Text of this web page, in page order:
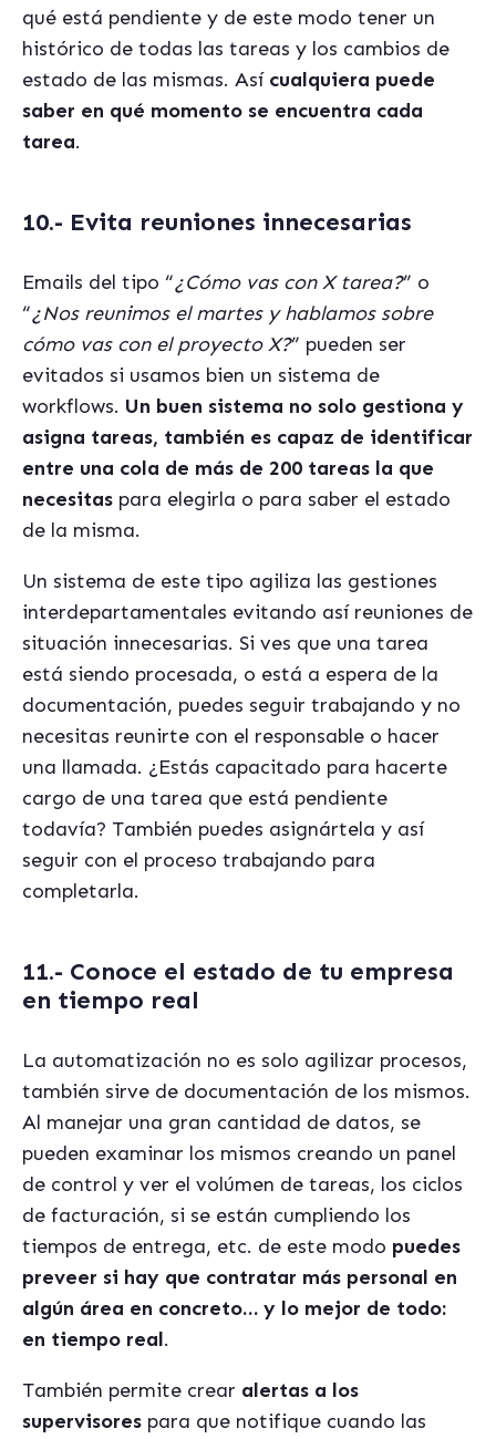
qué está pendiente y de este modo tener un
histórico de todas las tareas y los cambios de
estado de las mismas. Así cualquiera puede
saber en qué momento se encuentra cada
tarea.
10.- Evita reuniones innecesarias
Emails del tipo “¿Cómo vas con X tarea?” o
“¿Nos reunimos el martes y hablamos sobre
cómo vas con el proyecto X?” pueden ser
evitados si usamos bien un sistema de
workflows. Un buen sistema no solo gestiona y
asigna tareas, también es capaz de identificar
entre una cola de más de 200 tareas la que
necesitas para elegirla o para saber el estado
de la misma.
Un sistema de este tipo agiliza las gestiones
interdepartamentales evitando así reuniones de
situación innecesarias. Si ves que una tarea
está siendo procesada, o está a espera de la
documentación, puedes seguir trabajando y no
necesitas reunirte con el responsable o hacer
una llamada. ¿Estás capacitado para hacerte
cargo de una tarea que está pendiente
todavía? También puedes asignártela y así
seguir con el proceso trabajando para
completarla.
11.- Conoce el estado de tu empresa
en tiempo real
La automatización no es solo agilizar procesos,
también sirve de documentación de los mismos.
Al manejar una gran cantidad de datos, se
pueden examinar los mismos creando un panel
de control y ver el volúmen de tareas, los ciclos
de facturación, si se están cumpliendo los
tiempos de entrega, etc. de este modo puedes
preveer si hay que contratar más personal en
algún área en concreto… y lo mejor de todo:
en tiempo real.
También permite crear alertas a los
supervisores para que notifique cuando las